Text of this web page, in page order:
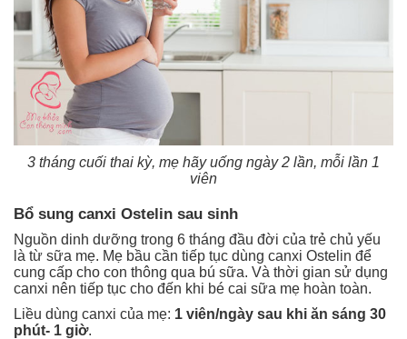
3 tháng cuối thai kỳ, mẹ hãy uống ngày 2 lần, mỗi lần 1
viên
Bổ sung canxi Ostelin sau sinh
Nguồn dinh dưỡng trong 6 tháng đầu đời của trẻ chủ yếu
là từ sữa mẹ. Mẹ bầu cần tiếp tục dùng canxi Ostelin để
cung cấp cho con thông qua bú sữa. Và thời gian sử dụng
canxi nên tiếp tục cho đến khi bé cai sữa mẹ hoàn toàn.
Liều dùng canxi của mẹ: 1 viên/ngày sau khi ăn sáng 30
phút- 1 giờ.